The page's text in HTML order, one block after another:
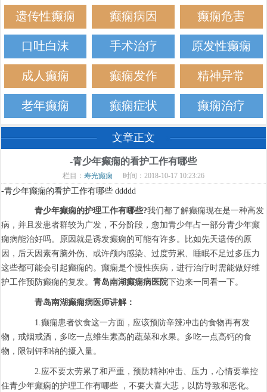
遗传性癫痫 癫痫病因 癫痫危害
口吐白沫 手术治疗 原发性癫痫
成人癫痫 癫痫发作 精神异常
老年癫痫 癫痫症状 癫痫治疗
文章正文
-青少年癫痫的看护工作有哪些
栏目： 寿光癫痫 时间：2018-10-17 10:23:26
-青少年癫痫的看护工作有哪些 ddddd
青少年癫痫的护理工作有哪些?我们都了解癫痫现在是一种高发
病，并且发患者群较为广发，不分阶段，愈加青少年占一部分青少年癫
痫病能治好吗。原因就是诱发癫痫的可能有许多。比如先天遗传的原
因，后天因素有脑外伤、或许颅内感染、过度劳累、睡眠不足过多压力
这些都可能会引起癫痫的。癫痫是个慢性疾病，进行治疗时需能做好维
护工作预防癫痫的复发。青岛南湖癫痫病医院下边来一同看一下。
青岛南湖癫痫病医师讲解：
1.癫痫患者饮食这一方面，应该预防辛辣冲击的食物再有发
物，戒烟戒酒，多吃一点维生素高的蔬菜和水果。多吃一点高钙的食
物，限制钾和钠的摄入量。
2.应不要太劳累了和严重，预防精神冲击、压力，心情要掌控
住青少年癫痫的护理工作有哪些 ，不要大喜大悲，以防导致和恶化。